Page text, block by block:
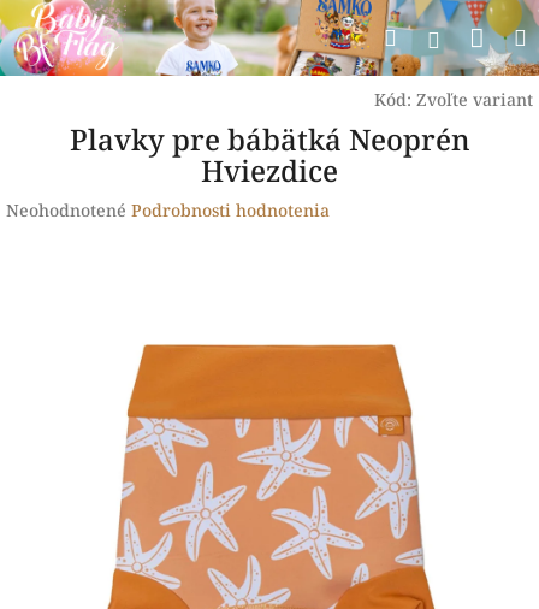
Prejsť
na
obsah
Hľadať
Kód: Zvoľte variant
Plavky pre bábätká Neoprén
Hviezdice
Priemerné
Neohodnotené Podrobnosti hodnotenia